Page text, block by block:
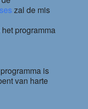
zal de mis
programma
is
van harte